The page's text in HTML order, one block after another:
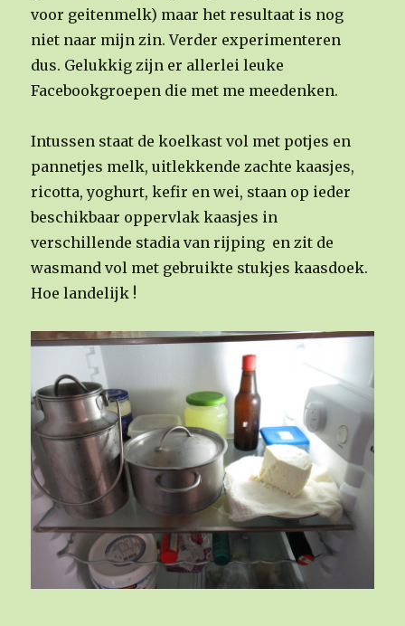
voor geitenmelk) maar het resultaat is nog
niet naar mijn zin. Verder experimenteren
dus. Gelukkig zijn er allerlei leuke
Facebookgroepen die met me meedenken.
Intussen staat de koelkast vol met potjes en
pannetjes melk, uitlekkende zachte kaasjes,
ricotta, yoghurt, kefir en wei, staan op ieder
beschikbaar oppervlak kaasjes in
verschillende stadia van rijping en zit de
wasmand vol met gebruikte stukjes kaasdoek.
Hoe landelijk !